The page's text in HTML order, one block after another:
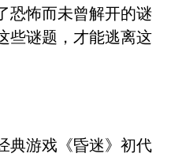
恐怖而未曾解开的谜
些谜题，才能逃离这
典游戏《昏迷》初代